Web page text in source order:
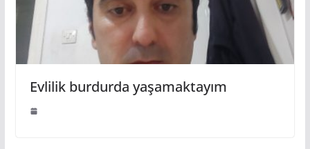
Evlilik burdurda yaşamaktayım